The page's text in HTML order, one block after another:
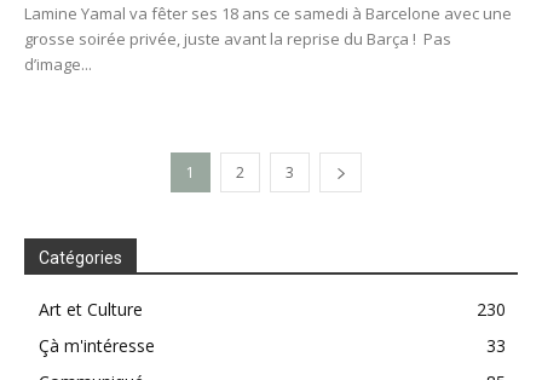
Lamine Yamal va fêter ses 18 ans ce samedi à Barcelone avec une
grosse soirée privée, juste avant la reprise du Barça ! Pas
d’image...
1 2 3
Catégories
Art et Culture
230
Çà m'intéresse
33